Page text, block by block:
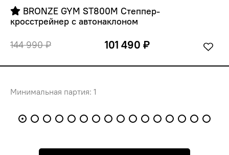
BRONZE GYM ST800M Степпер-
кросстрейнер с автонаклоном
144 990 ₽
101 490 ₽
Минимальная партия: 1